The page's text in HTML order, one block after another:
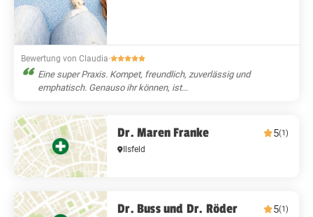
Bewertung von Claudia·
Eine super Praxis. Kompet, freundlich, zuverlässig und
emphatisch. Genauso ihr können, ist...
Dr. Maren Franke 5(1)
Ilsfeld
Dr. Buss und Dr. Röder 5(1)